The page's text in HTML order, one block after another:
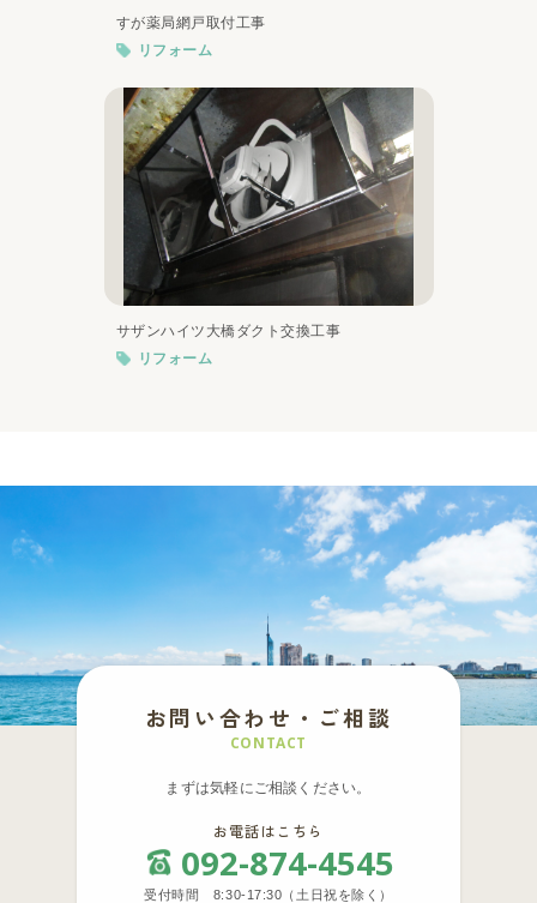
すが薬局網戸取付工事
リフォーム
サザンハイツ大橋ダクト交換工事
リフォーム
お問い合わせ・ご相談
CONTACT
まずは気軽にご相談ください。
お電話はこちら
092-874-4545
受付時間 8:30-17:30（土日祝を除く）